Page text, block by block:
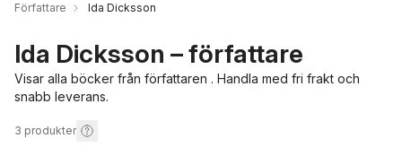
Författare Ida Dicksson
Ida Dicksson – författare
Visar alla böcker från författaren . Handla med fri frakt och
snabb leverans.
3 produkter